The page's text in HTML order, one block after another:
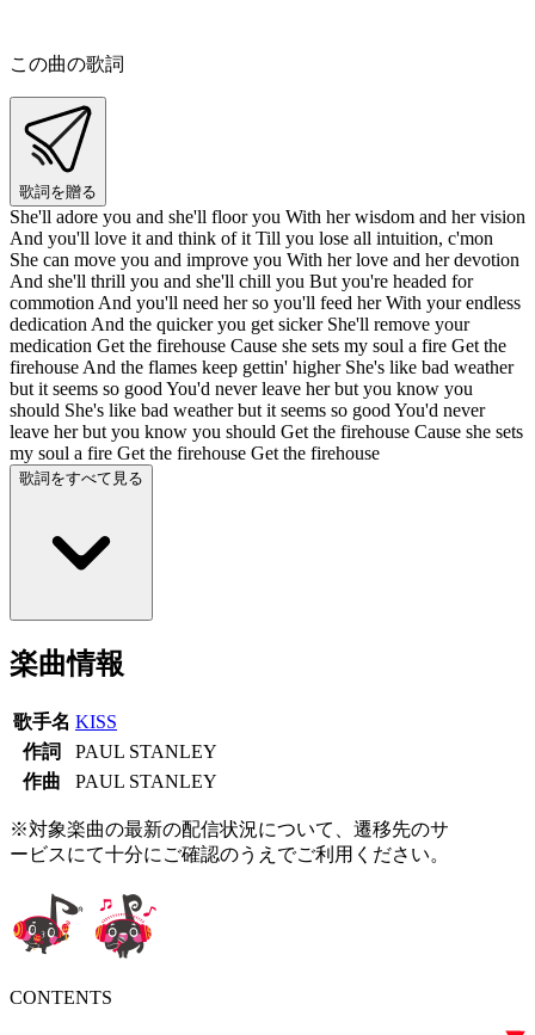
この曲の歌詞
歌詞を贈る
She'll adore you and she'll floor you With her wisdom and her vision
And you'll love it and think of it Till you lose all intuition, c'mon
She can move you and improve you With her love and her devotion
And she'll thrill you and she'll chill you But you're headed for
commotion And you'll need her so you'll feed her With your endless
dedication And the quicker you get sicker She'll remove your
medication Get the firehouse Cause she sets my soul a fire Get the
firehouse And the flames keep gettin' higher She's like bad weather
but it seems so good You'd never leave her but you know you
should She's like bad weather but it seems so good You'd never
leave her but you know you should Get the firehouse Cause she sets
my soul a fire Get the firehouse Get the firehouse
歌詞をすべて見る
楽曲情報
歌手名 KISS
作詞
PAUL STANLEY
作曲
PAUL STANLEY
※対象楽曲の最新の配信状況について、遷移先のサ
ービスにて十分にご確認のうえでご利用ください。
CONTENTS